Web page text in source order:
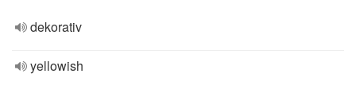
dekorativ
yellowish